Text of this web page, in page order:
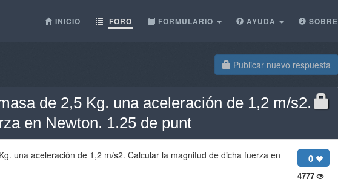
INICIO FORO FORMULARIO AYUDA SOBRE
Publicar nuevo respuesta
de 2,5 Kg. una aceleración de 1,2 m/s2.
en Newton. 1.25 de punt
0
4777
una aceleración de 1,2 m/s2. Calcular la magnitud de dicha fuerza en